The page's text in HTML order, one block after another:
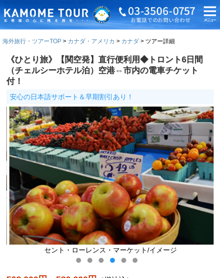
海外旅行・ツアーTOP カナダ・アメリカ カナダ ツアー詳細
《ひとり旅》【関空発】直行便利用◆トロント6日間
（チェルシーホテル泊）空港⇔市内の電車チケット
付！
安心の日本語サポート＆早期割引あり！
セント・ローレンス・マーケット/イメージ